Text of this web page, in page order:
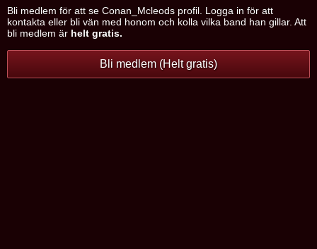
Bli medlem för att se Conan_Mcleods profil. Logga in för att
kontakta eller bli vän med honom och kolla vilka band han gillar. Att
bli medlem är helt gratis.
Bli medlem (Helt gratis)